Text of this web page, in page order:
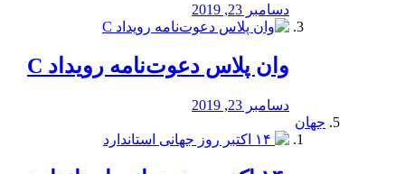
دسامبر 23, 2019
وان پلاس دعوت‌نامه رویداد C
دسامبر 23, 2019
جهان